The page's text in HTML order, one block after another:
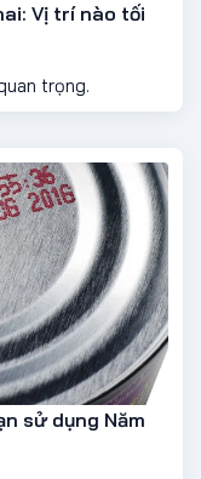
Vị trí nào tối
trọng.
sử dụng Năm